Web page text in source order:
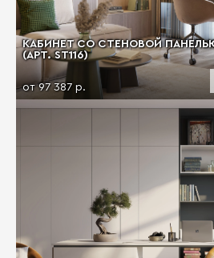
КАБИНЕТ СО СТЕНОВОЙ
(АРТ. ST116)
от 97 387 р.